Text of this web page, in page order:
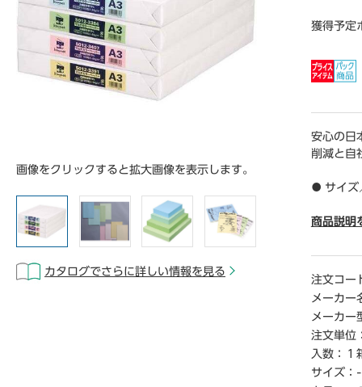
画像をクリックすると拡大画像を表示します。
カタログでさらに詳しい情報を見る
獲得予定
安心の日
削減と自
● サイズ
● 紙厚
● 適合機
ジェット
● 単位
【デジタ
※こちら
クからご
商品説明
注文コー
メーカー
メーカー
注文単位
入数：
１
サイズ： -